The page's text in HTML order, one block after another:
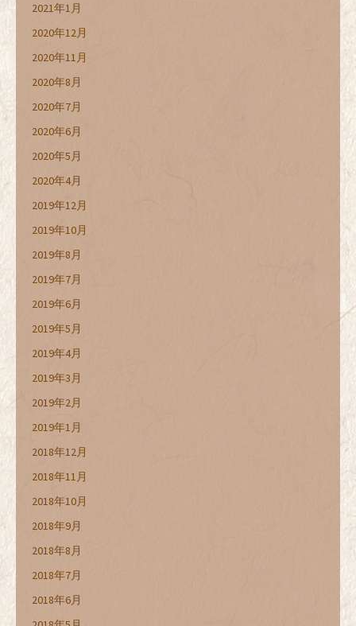
2021年1月
2020年12月
2020年11月
2020年8月
2020年7月
2020年6月
2020年5月
2020年4月
2019年12月
2019年10月
2019年8月
2019年7月
2019年6月
2019年5月
2019年4月
2019年3月
2019年2月
2019年1月
2018年12月
2018年11月
2018年10月
2018年9月
2018年8月
2018年7月
2018年6月